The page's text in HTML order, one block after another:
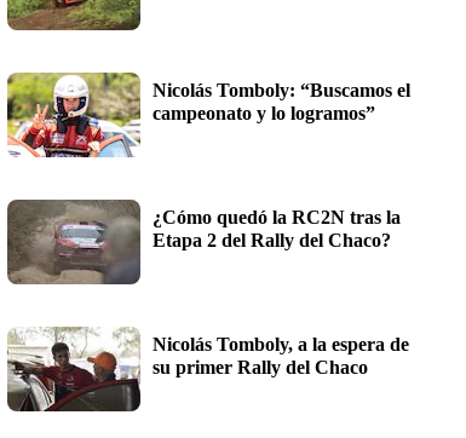
Nicolás Tomboly: “Buscamos el
campeonato y lo logramos”
¿Cómo quedó la RC2N tras la
Etapa 2 del Rally del Chaco?
Nicolás Tomboly, a la espera de
su primer Rally del Chaco